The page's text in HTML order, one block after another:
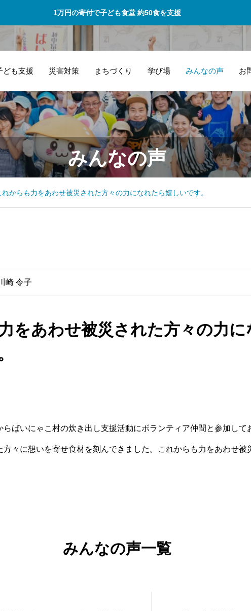
1万円の寄付で子ども食堂 約50食を支援
ども支援 災害対策 まちづくり 学び場 みんなの声 お
ばいにゃこ村は新
しい自分に出会え
る場所です。
これか
わせ被
方々の
みんなの声
れからも力をあわせ被災された方々の力になれたら嬉しいです。
崎 令子
をあわせ被災された方々の力に
らばいにゃこ村の炊き出し支援活動にボランティア仲間と参加して
々に想いを寄せ食材を刻んできました。これからも力をあわせ被
みんなの声一覧